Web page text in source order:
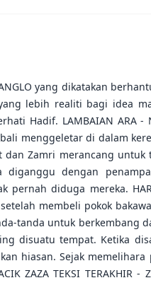
BANGLO yang dikatakan
lebih realiti bagi idea
Hadif. LAMBAIAN ARA -
menggeletar di dalam
dan Zamri merancang
dengan
pernah diduga mereka.
membeli pokok
tanda untuk berkembang
disuatu tempat. Ketika
hiasan. Sejak
ZAZA TEKSI TERAKHIR